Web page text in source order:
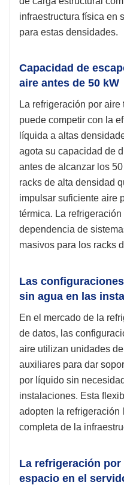
infraestructura física en
para estas densidades.
Capacidad de
aire antes de 50 kW
La refrigeración por
puede competir con la
líquida a altas
agota su capacidad de
antes de alcanzar los
racks de alta densidad
impulsar suficiente aire
térmica. La
dependencia de
masivos para los racks
Las
sin agua en las
En el mercado de la
de datos, las
aire utilizan unidades
auxiliares para dar
por líquido sin
instalaciones. Esta
adopten la refrigeración
completa de la
La refrigeración
espacio en el